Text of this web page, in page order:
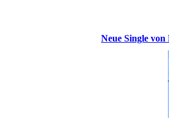
Neue Single